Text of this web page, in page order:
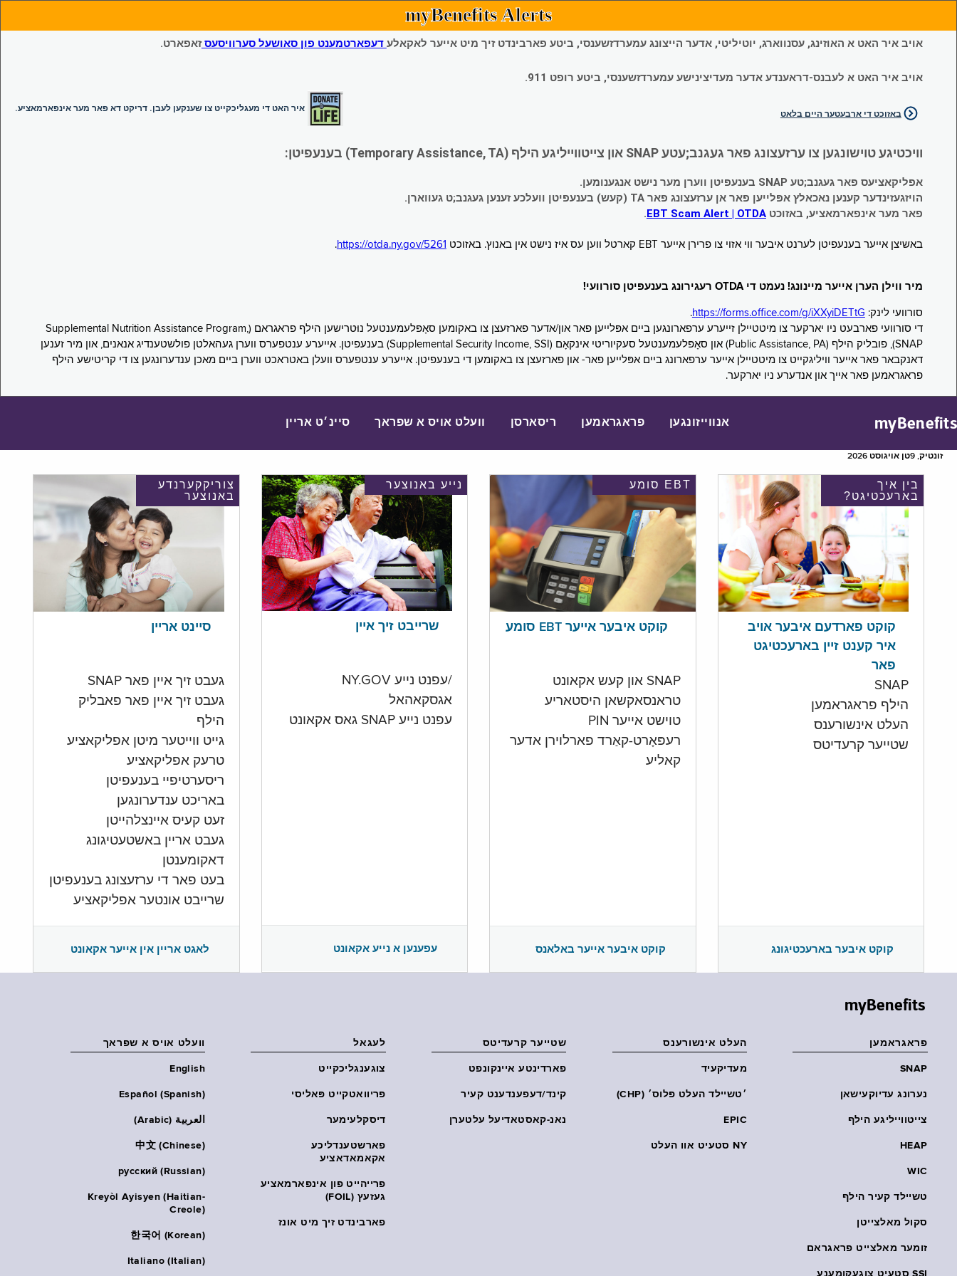
myBenefits Alerts
אויב איר האט א האוזינג, עסנווארג, יוטיליטי, אדער הייצונג עמערדזשענסי, ביטע פארבינדט זיך מיט אייער לאקאלע דעפארטמענט פון סאושעל סערוויסעסזאפארט.
אויב איר האט א לעבנס-דראענדע אדער מעדיצינישע עמערדזשענסי, ביטע רופט 911.
איר האט די מעגליכקייט צו שענקען לעבן. דריקט דא פאר מער אינפארמאציע.
באזוכט די ארבעטער היים בלאט
וויכטיגע טוישונגען צו ערזעצונג פאר געגנב;עטע SNAP און צייטווייליגע הילף (Temporary Assistance, TA) בענעפיטן:
אפליקאציעס פאר געגנב;טע SNAP בענעפיטן ווערן מער נישט אנגענומען.
הויזגעזינדער קענען נאכאלץ אפּלייען פאר אן ערזעצונג פאר TA (קעש) בענעפיטן וועלכע זענען געגנב;ט געווארן.
פאר מער אינפארמאציע, באזוכטEBT Scam Alert | OTDA
.
באשיצן אייער בענעפיטן לערנט איבער ווי אזוי צו פרירן אייער EBT קארטל ווען עס איז נישט אין באנוץ. באזוכט https://otda.ny.gov/5261
.
מיר ווילן הערן אייער מיינונג! נעמט די OTDA רעגירונג בענעפיטן סורוועי!
סורוועי לינק: https://forms.office.com/g/iXXyiDETtG
.
די סורוועי פארבעט ניו יארקער צו מיטטיילן זייערע ערפארונגען ביים אפּלייען פאר און/אדער פארזעצן צו באקומען סאָפּלעמענטעל נוּטרישען הילף פראגראם (Supplemental Nutrition Assistance Program,
SNAP), פובליק הילף (Public Assistance, PA) און סאָפּלעמענטעל סעקיוריטי אינקאָם (Supplemental Security Income, SSI) בענעפיטן. אייערע ענטפערס ווערן געהאלטן פולשטענדיג אנאנים, און מיר זענען
דאנקבאר פאר אייער וויליגקייט צו מיטטיילן אייער ערפארונג ביים אפּלייען פאר- און פארזעצן צו באקומען די בענעפיטן. אייערע ענטפערס וועלן באטראכט ווערן ביים מאכן ענדערונגען צו די קריטישע הילף
פראגראמען פאר אייך און אנדערע ניו יארקער.
myBenefits אנווייזונגען פראגראמען ריסארסן וועלט אויס א שפראך סיינ׳ט אריין
זונטיק, 9טן אויגוסט 2026
צוריקקערנדע
באנוצער
סיינט אריין
געבט זיך איין פאר SNAP
געבט זיך איין פאר פאבליק
הילף
גייט ווייטער מיטן אפליקאציע
טרעק אפליקאציע
ריסערטיפיי בענעפיטן
באריכט ענדערונגען
זעט קעיס איינצלהייטן
געבט אריין באשטעטיגונג
דאקומענטן
בעט פאר די ערזעצונג בענעפיטן
שרייבט אונטער אפליקאציע
לאגט אריין אין אייער אקאונט
נייע באנוצער
שרייבט זיך איין
/עפנט נייע NY.GOV
אגסקאהאל
עפנט נייע SNAP גאס אקאונט
עפענען א נייע אקאונט
EBT סומע
קוקט איבער אייער EBT סומע
SNAP און קעש אקאונט
טראנסאקשאן היסטאריע
טוישט אייער PIN
רעפּאָרט-קאַרד פארלוירן אדער
קאליע
קוקט איבער אייער באלאנס
בין איך
בארעכטיגט?
קוקט פארדעם איבער אויב
איר קענט זיין בארעכטיגט
פאר
SNAP
הילף פראגראמען
העלט אינשורענס
שטייער קרעדיטס
קוקט איבער בארעכטיגונג
myBenefits
פראגראמען
SNAP
נערונג עדיוקעישאן
צייטווייליגע הילף
HEAP
WIC
טשיילד קעיר הילף
סקול מאלצייטן
זומער מאלצייט פראגראם
SSI סטעיט צוגעקומענע
העלט אינשורענס
מעדיקעיד
׳טשיילד העלט פּלוס׳ (CHP)
EPIC
NY סטעיט אוו העלט
שטייער קרעדיטס
פארדינטע איינקונפט
קינד/דעפענדענט קעיר
נאנ-קאסטאדיעל עלטערן
לעגאל
צוגענגליכקייט
פּריוואטקייט פּאליסי
דיסקלעימער
פארשטענדליכע
אקאמאדאציע
פרייהייט פון אינפארמאציע
געזעץ (FOIL)
פארבינדט זיך מיט אונז
וועלט אויס א שפראך
English
Español (Spanish)
العربية (Arabic)
中文 (Chinese)
русский (Russian)
Kreyòl Ayisyen (Haitian-
Creole)
한국어 (Korean)
Italiano (Italian)